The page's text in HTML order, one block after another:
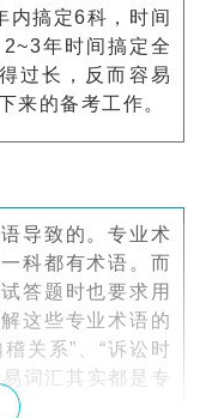
内搞定6科，时间
年时间搞定全
过长，反而容易
来的备考工作。
导致的。专业术
科都有术语。而
答题时也要求用
这些专业术语的
关系”、“诉讼时
词汇其实都是专